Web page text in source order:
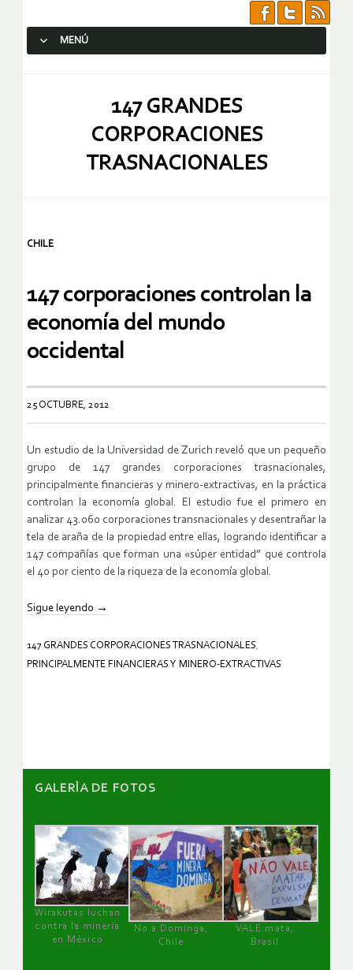
MENÚ
147 GRANDES
CORPORACIONES
TRASNACIONALES
CHILE
147 corporaciones controlan la
economía del mundo
occidental
25 OCTUBRE, 2012
Un estudio de la Universidad de Zurich reveló que un pequeño
grupo de 147 grandes corporaciones trasnacionales,
principalmente financieras y minero-extractivas, en la práctica
controlan la economía global. El estudio fue el primero en
analizar 43.060 corporaciones transnacionales y desentrañar la
tela de araña de la propiedad entre ellas, logrando identificar a
147 compañías que forman una «súper entidad” que controla
el 40 por ciento de la riqueza de la economía global.
Sigue leyendo →
147 GRANDES CORPORACIONES TRASNACIONALES,
PRINCIPALMENTE FINANCIERAS Y MINERO-EXTRACTIVAS
GALERÌA DE FOTOS
Wirakutas luchan
contra la minería
en México
No a Dominga,
Chile
VALE mata,
Brasil